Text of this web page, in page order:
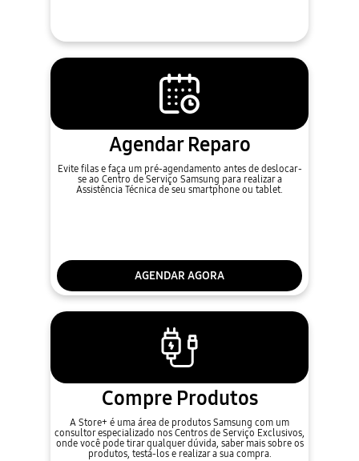
Agendar Reparo
Evite filas e faça um pré-agendamento antes de deslocar-
se ao Centro de Serviço Samsung para realizar a
Assistência Técnica de seu smartphone ou tablet.
AGENDAR AGORA
Compre Produtos
A Store+ é uma área de produtos Samsung com um
consultor especializado nos Centros de Serviço Exclusivos,
onde você pode tirar qualquer dúvida, saber mais sobre os
produtos, testá-los e realizar a sua compra.